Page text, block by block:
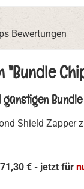
Bewertungen
Shield Zapper
€ - jetzt für